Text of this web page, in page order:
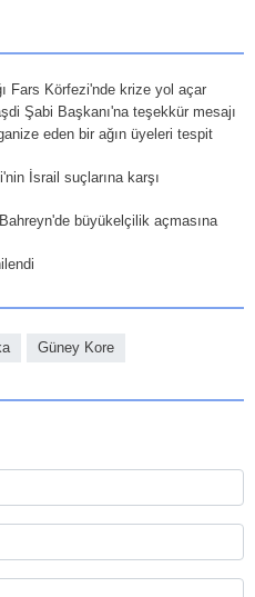
Fars Körfezi'nde krize yol açar
Şabi Başkanı'na teşekkür mesajı
eden bir ağın üyeleri tespit
İsrail suçlarına karşı
büyükelçilik açmasına
Güney Kore